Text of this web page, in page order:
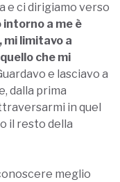
e ci dirigiamo verso
intorno a me è
limitavo a
che mi
e lasciavo a
dalla prima
in quel
il resto della
meglio